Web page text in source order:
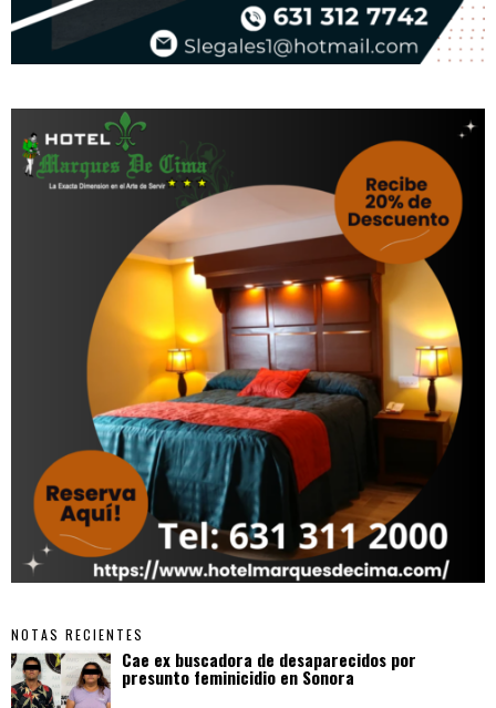
NOTAS RECIENTES
Cae ex buscadora de desaparecidos por
presunto feminicidio en Sonora